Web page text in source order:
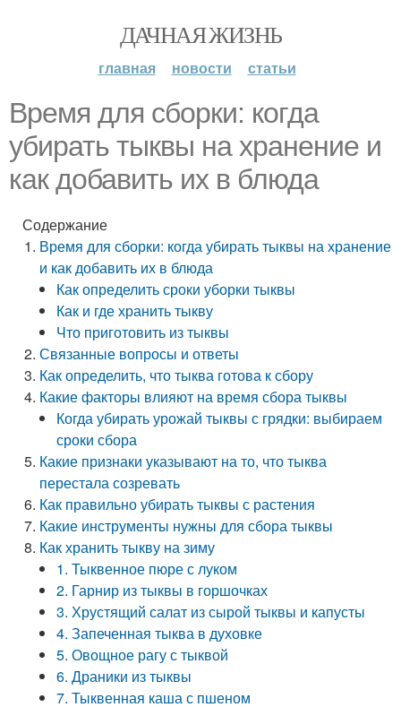
ДАЧНАЯ ЖИЗНЬ
главная новости статьи
Время для сборки: когда
убирать тыквы на хранение и
как добавить их в блюда
Содержание
Время для сборки: когда убирать тыквы на хранение
и как добавить их в блюда
Как определить сроки уборки тыквы
Как и где хранить тыкву
Что приготовить из тыквы
Связанные вопросы и ответы
Как определить, что тыква готова к сбору
Какие факторы влияют на время сбора тыквы
Когда убирать урожай тыквы с грядки: выбираем
сроки сбора
Какие признаки указывают на то, что тыква
перестала созревать
Как правильно убирать тыквы с растения
Какие инструменты нужны для сбора тыквы
Как хранить тыкву на зиму
1. Тыквенное пюре с луком
2. Гарнир из тыквы в горшочках
3. Хрустящий салат из сырой тыквы и капусты
4. Запеченная тыква в духовке
5. Овощное рагу с тыквой
6. Драники из тыквы
7. Тыквенная каша с пшеном